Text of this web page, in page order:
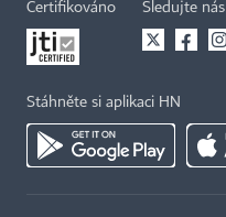
Certifikováno Sledujte nás
Stáhněte si aplikaci HN